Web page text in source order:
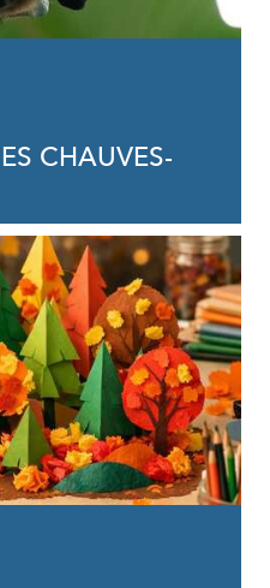
CHAUVES-